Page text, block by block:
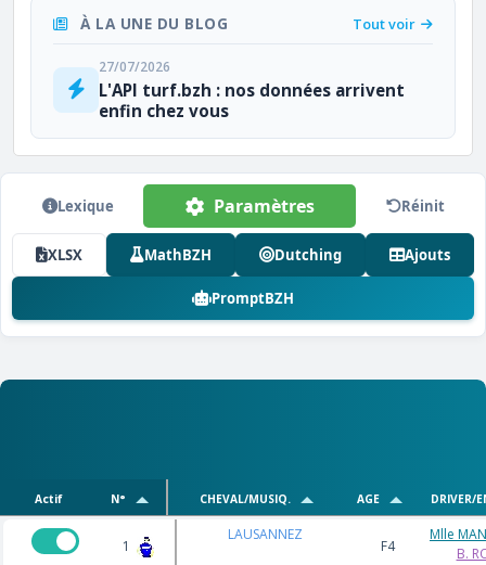
À LA UNE DU BLOG Tout voir
27/07/2026
L'API turf.bzh : nos données arrivent
enfin chez vous
Lexique Paramètres Réinit
XLSX MathBZH Dutching Ajouts
PromptBZH
Actif N° CHEVAL/MUSIQ. AGE DRIVER/
1
LAUSANNEZ
F4
Mlle
B.